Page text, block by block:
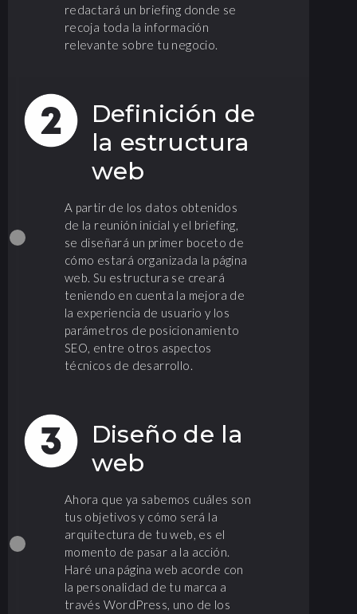
redactará un briefing donde se
recoja toda la información
relevante sobre tu negocio.
Definición de
la estructura
web
A partir de los datos obtenidos
de la reunión inicial y el briefing,
se diseñará un primer boceto de
cómo estará organizada la página
web. Su estructura se creará
teniendo en cuenta la mejora de
la experiencia de usuario y los
parámetros de posicionamiento
SEO, entre otros aspectos
técnicos de desarrollo.
Diseño de la
web
Ahora que ya sabemos cuáles son
tus objetivos y cómo será la
arquitectura de tu web, es el
momento de pasar a la acción.
Haré una página web acorde con
la personalidad de tu marca a
través WordPress, uno de los